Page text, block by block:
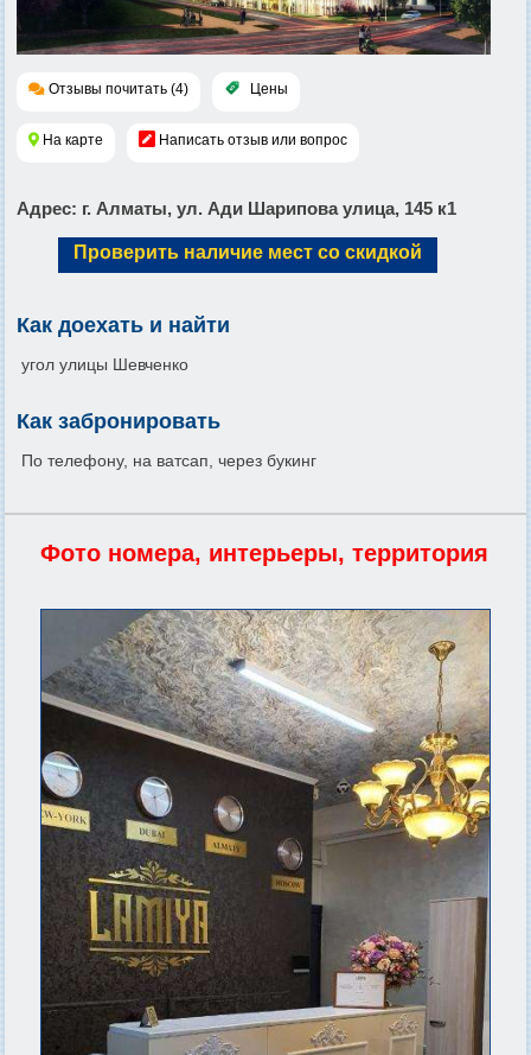
Отзывы почитать (4) Цены
На карте Написать отзыв или вопрос
Адрес: г. Алматы, ул. Ади Шарипова улица, 145 к1
Проверить наличие мест со скидкой
Как доехать и найти
угол улицы Шевченко
Как забронировать
По телефону, на ватсап, через букинг
Фото номера, интерьеры, территория